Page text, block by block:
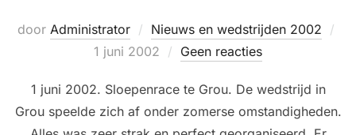
door Administrator Nieuws en wedstrijden 2002
1 juni 2002 Geen reacties
1 juni 2002. Sloepenrace te Grou. De wedstrijd in
Grou speelde zich af onder zomerse omstandigheden.